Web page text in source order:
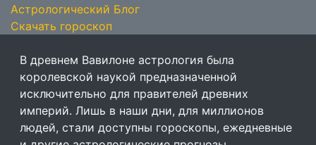
Астрологический Блог
Скачать гороскоп
В древнем Вавилоне астрология была
королевской наукой предназначенной
исключительно для правителей древних
империй. Лишь в наши дни, для миллионов
людей, стали доступны гороскопы, ежедневные